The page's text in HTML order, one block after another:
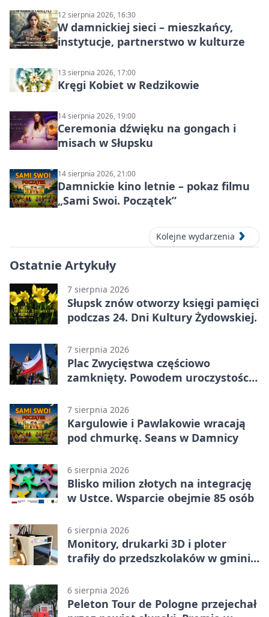
12 sierpnia 2026, 16:30
W damnickiej sieci – mieszkańcy,
instytucje, partnerstwo w kulturze
13 sierpnia 2026, 17:00
Kręgi Kobiet w Redzikowie
14 sierpnia 2026, 19:00
Ceremonia dźwięku na gongach i
misach w Słupsku
14 sierpnia 2026, 21:00
Damnickie kino letnie – pokaz filmu
„Sami Swoi. Początek”
Kolejne wydarzenia
Ostatnie Artykuły
7 sierpnia 2026
Słupsk znów otworzy księgi pamięci
podczas 24. Dni Kultury Żydowskiej.
7 sierpnia 2026
Plac Zwycięstwa częściowo
zamknięty. Powodem uroczystości
7 sierpnia 2026
Kargulowie i Pawlakowie wracają
pod chmurkę. Seans w Damnicy
6 sierpnia 2026
Blisko milion złotych na integrację
w Ustce. Wsparcie obejmie 85 osób
6 sierpnia 2026
Monitory, drukarki 3D i ploter
trafiły do przedszkolaków w gminie
6 sierpnia 2026
Peleton Tour de Pologne przejechał